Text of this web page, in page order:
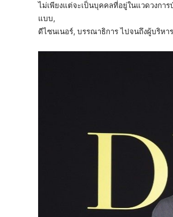
ไม่เพียงแต่จะเป็นบุคคลที่อยู่ในแวดวงกา
แบบ,
ดีไซนเนอร์, บรรณาธิการ ไปจนถึงผู้บริหา